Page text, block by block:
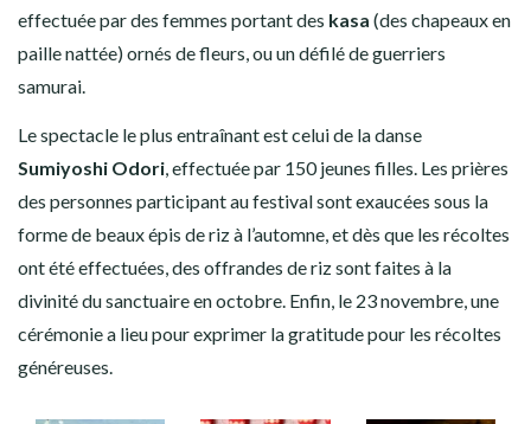
effectuée par des femmes portant des kasa (des chapeaux en
paille nattée) ornés de fleurs, ou un défilé de guerriers
samurai.
Le spectacle le plus entraînant est celui de la danse
Sumiyoshi Odori , effectuée par 150 jeunes filles. Les prières
des personnes participant au festival sont exaucées sous la
forme de beaux épis de riz à l’automne, et dès que les récoltes
ont été effectuées, des offrandes de riz sont faites à la
divinité du sanctuaire en octobre. Enfin, le 23 novembre, une
cérémonie a lieu pour exprimer la gratitude pour les récoltes
généreuses.